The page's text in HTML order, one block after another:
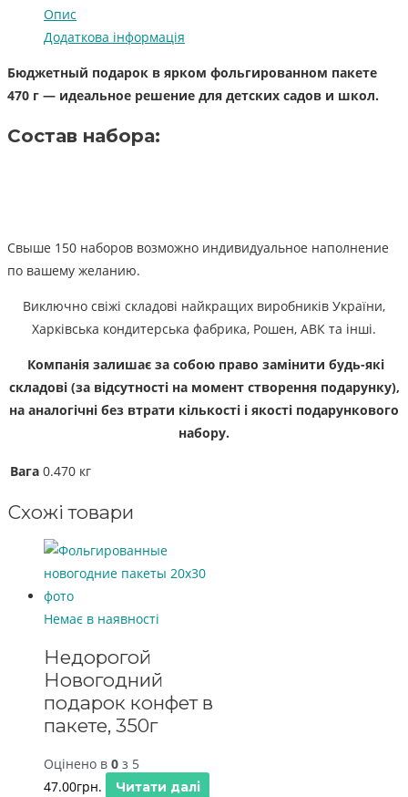
Опис
Додаткова інформація
Бюджетный подарок в ярком фольгированном пакете
470 г — идеальное решение для детских садов и школ.
Состав набора:
Свыше 150 наборов возможно индивидуальное наполнение
по вашему желанию.
Виключно свіжі складові найкращих виробників України,
Харківська кондитерська фабрика, Рошен, АВК та інші.
Компанія залишає за собою право замінити будь-які
складові (за відсутності на момент створення подарунку),
на аналогічні без втрати кількості і якості подарункового
набору.
Вага 0.470 кг
Схожі товари
Немає в наявності
Недорогой
Новогодний
подарок конфет в
пакете, 350г
Оцінено в 0 з 5
47.00грн. Читати далі